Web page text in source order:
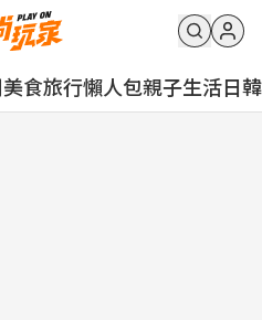
美食旅行懶人包親子生活日韓